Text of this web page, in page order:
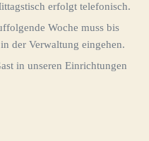
erfolgt telefonisch.
Woche muss bis
der Verwaltung eingehen.
in unseren Einrichtungen